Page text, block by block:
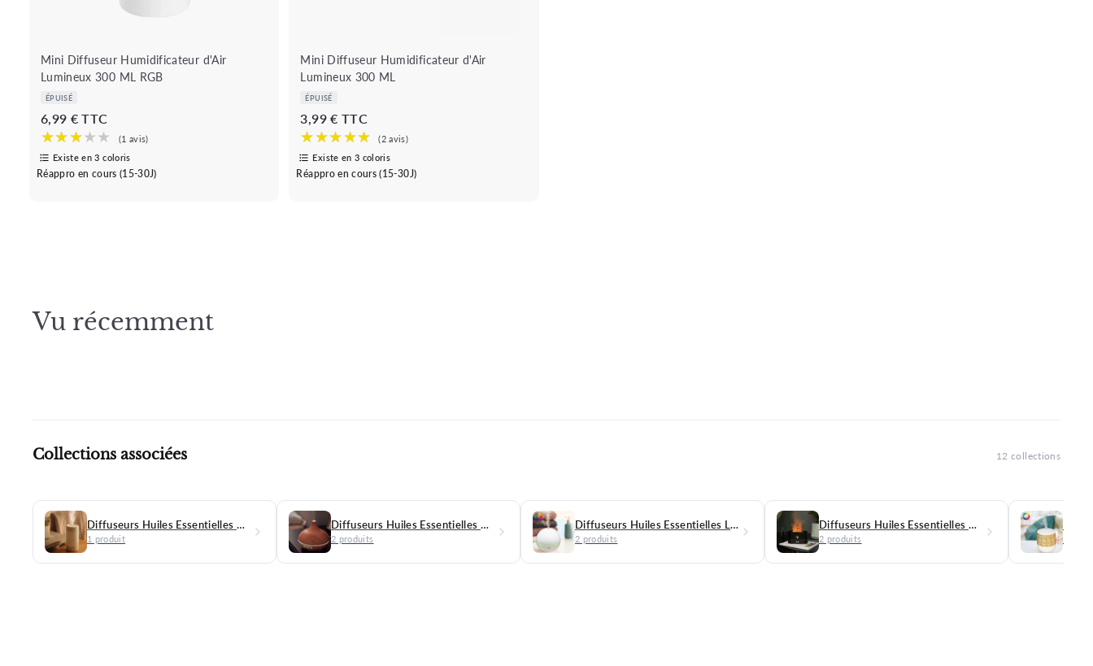
Mini Diffuseur Humidificateur d'Air
Lumineux 300 ML RGB
ÉPUISÉ
6,99 € TTC
è
s
6
Existe en 3 coloris
Réappro en cours (15-30J)
Mini Diffuseur Humidificateur d'Air
Lumineux 300 ML
ÉPUISÉ
3,99 € TTC3
,
9
9
Existe en 3 coloris
Réappro en cours (15-30J)
Vu récemment
Collections associées 12 collections
Diffuseurs Huiles Essentielles Blancs
1 produit
Diffuseurs Huiles Essentielles Design
2 produits
Diffuseurs Huiles Essentielles Lumineux
2 produits
Diffuseurs Huiles Essentielles Noirs
2 produits